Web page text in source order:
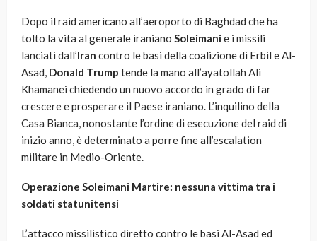
Dopo il raid americano all’aeroporto di Baghdad che ha
tolto la vita al generale iraniano Soleimanie i missili
lanciati dall’Iran contro le basi della coalizione di Erbil e Al-
Asad, Donald Trump tende la mano all’ayatollah Ali
Khamanei chiedendo un nuovo accordo in grado di far
crescere e prosperare il Paese iraniano. L’inquilino della
Casa Bianca, nonostante l’ordine di esecuzione del raid di
inizio anno, è determinato a porre fine all’escalation
militare in Medio-Oriente.
Operazione Soleimani Martire: nessuna vittima tra i
soldati statunitensi
L’attacco missilistico diretto contro le basi Al-Asad ed